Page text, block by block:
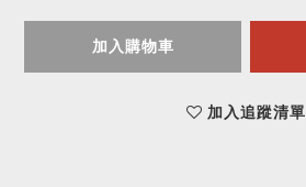
加入購物車
加入追蹤清單